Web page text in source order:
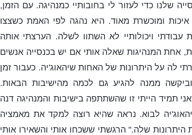
שלנו כדי לעזור לי בחובותיי כמנהיגה. עם הזמן,
ומוכשרת מאוד. היא נהגה לפי האמת כשצצו
ויכולותיי לא השתוו לשלה. הערצתי אותה
אחת המנהיגות שאלה אותי אם יש בכנסייה אנשים
לה על היתרונות של האחות שיהאוג'יה. כעבור זמן
ממנה להגיע גם לכמה מהישיבות הבאות.
תמיד הייתי זו שהשתתפה בישיבות והמנהיגה דנה
לבוא. נראה שהיא רוצה למקד את מאמציה
שלה." הרגשתי ששכחו אותי והשאירו אותי